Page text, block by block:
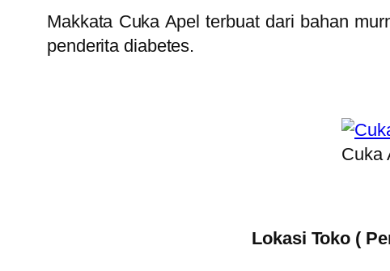
Makkata Cuka Apel terbuat dari bahan
penderita diabetes.
Cuka
Lokasi Toko (